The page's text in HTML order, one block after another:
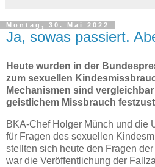
Montag, 30. Mai 2022
Ja, sowas passiert.
Heute wurden in der
zum sexuellen
Mechanismen sind
geistlichem Missbrauch
BKA-Chef Holger Münch und die
für Fragen des sexuellen
stellten sich heute den Fragen
war die Veröffentlichung der